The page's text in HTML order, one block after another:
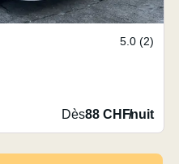
5.0 (2)
Dès88 CHF/nuit